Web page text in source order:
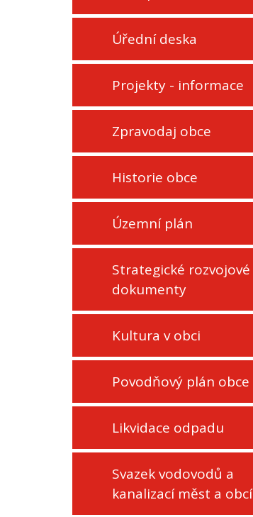
Úřední deska
Projekty - informace
Zpravodaj obce
Historie obce
Územní plán
Strategické rozvojové
dokumenty
Kultura v obci
Povodňový plán obce
Likvidace odpadu
Svazek vodovodů a
kanalizací měst a obcí